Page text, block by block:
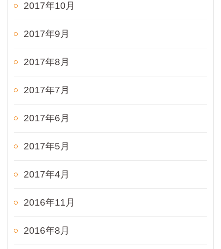
2017年10月
2017年9月
2017年8月
2017年7月
2017年6月
2017年5月
2017年4月
2016年11月
2016年8月